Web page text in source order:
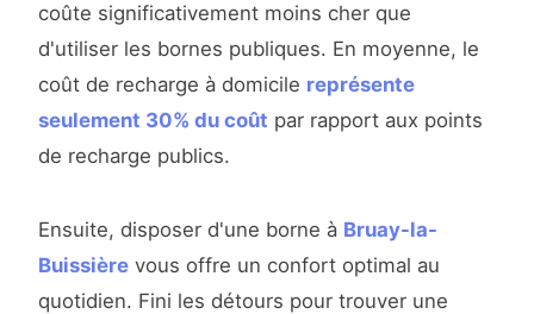
coûte significativement moins cher que
d'utiliser les bornes publiques. En moyenne, le
coût de recharge à domicile représente
seulement 30% du coût par rapport aux points
de recharge publics.
Ensuite, disposer d'une borne à Bruay-la-
Buissière vous offre un confort optimal au
quotidien. Fini les détours pour trouver une